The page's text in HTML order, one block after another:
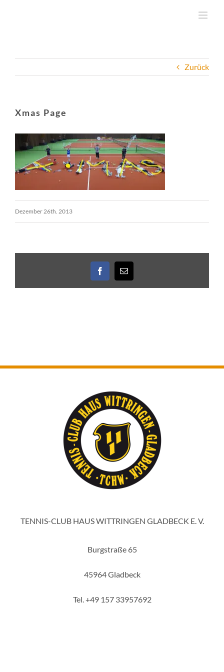
Zurück
Xmas Page
Dezember 26th. 2013
Facebook
E-
Mail
TENNIS-CLUB HAUS WITTRINGEN GLADBECK E. V.
Burgstraße 65
45964 Gladbeck
Tel. +49 157 33957692